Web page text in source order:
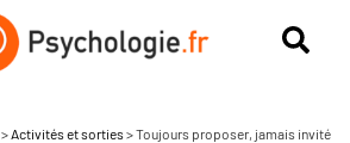
> Activités et sorties >Toujours proposer, jamais invité